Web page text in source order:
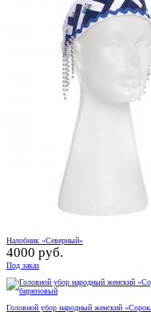
Налобник «Северный»
4000 руб.
Под заказ
Головной убор народный женский